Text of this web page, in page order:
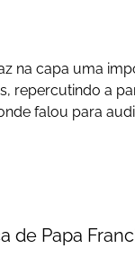
na capa uma
repercutindo a
falou para
de Papa